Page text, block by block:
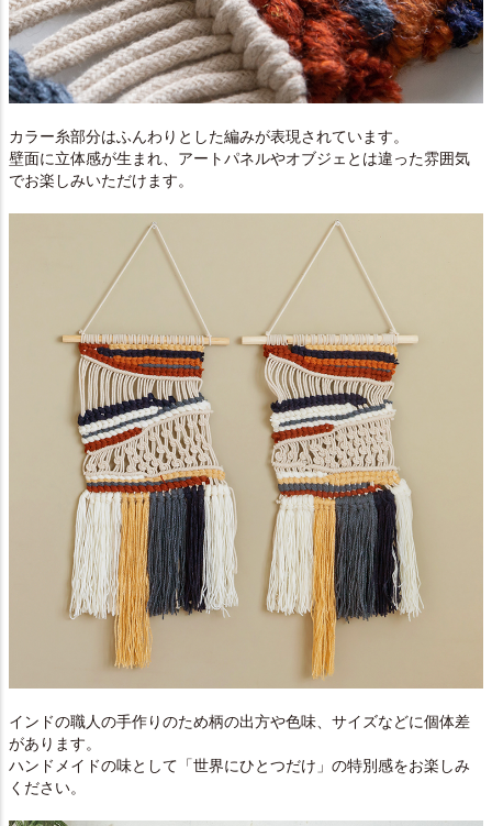
カラー糸部分はふんわりとした編みが表現されています。
壁面に立体感が生まれ、アートパネルやオブジェとは違った雰囲気
でお楽しみいただけます。
インドの職人の手作りのため柄の出方や色味、サイズなどに個体差
があります。
ハンドメイドの味として「世界にひとつだけ」の特別感をお楽しみ
ください。